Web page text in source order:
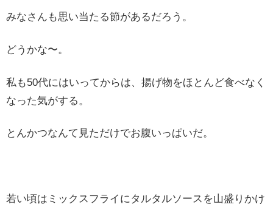
みなさんも思い当たる節があるだろう。
どうかな〜。
私も50代にはいってからは、揚げ物をほとんど食べなく
なった気がする。
とんかつなんて見ただけでお腹いっぱいだ。
若い頃はミックスフライにタルタルソースを山盛りかけ